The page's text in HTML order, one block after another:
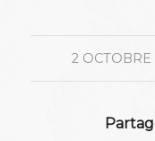
2 OCTOBRE
/